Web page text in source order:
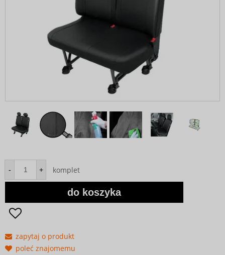
- + komplet
do koszyka
zapytaj o produkt
poleć znajomemu